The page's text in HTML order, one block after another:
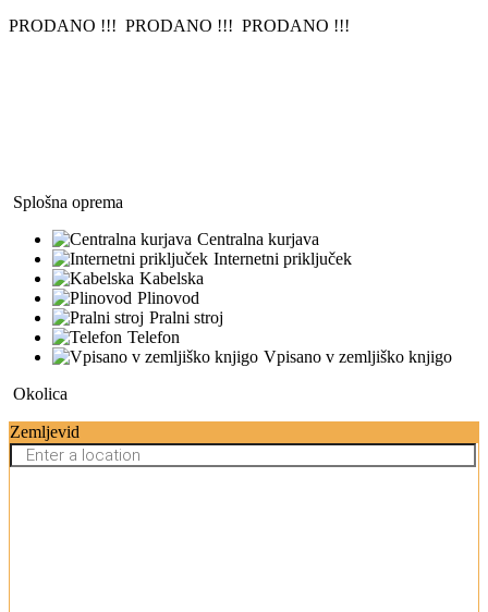
PRODANO !!! PRODANO !!! PRODANO !!!
Splošna oprema
Centralna kurjava
Internetni priključek
Kabelska
Plinovod
Pralni stroj
Telefon
Vpisano v zemljiško knjigo
Okolica
Zemljevid